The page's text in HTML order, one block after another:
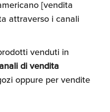
[vendita
attraverso i canali
venduti in
di vendita
oppure per vendite